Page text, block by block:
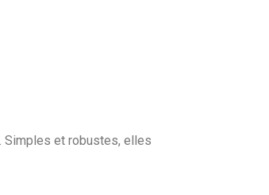
Simples et robustes, elles